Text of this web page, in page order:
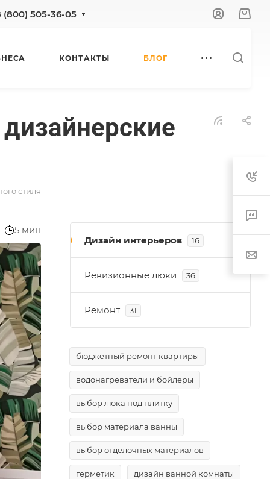
(800) 505-36-05
КОНТАКТЫ БЛОГ
стиля
5 мин
Дизайн интерьеров 16
Ревизионные люки 36
Ремонт 31
бюджетный ремонт квартиры
водонагреватели и бойлеры
выбор люка под плитку
выбор материала ванны
выбор отделочных материалов
герметик дизайн ванной комнаты